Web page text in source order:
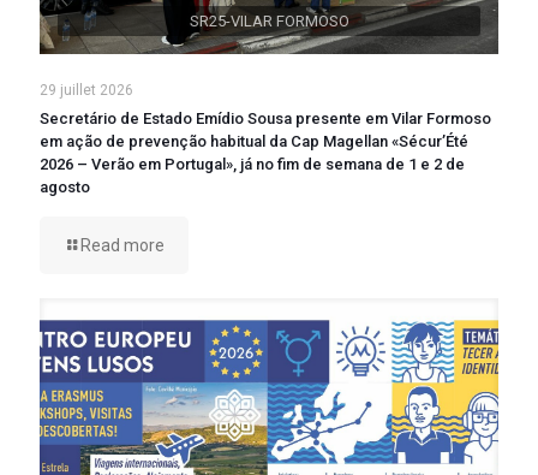
SR25-VILAR FORMOSO
29 juillet 2026
Secretário de Estado Emídio Sousa presente em Vilar Formoso
em ação de prevenção habitual da Cap Magellan «Sécur’Été
2026 – Verão em Portugal», já no fim de semana de 1 e 2 de
agosto
Read more